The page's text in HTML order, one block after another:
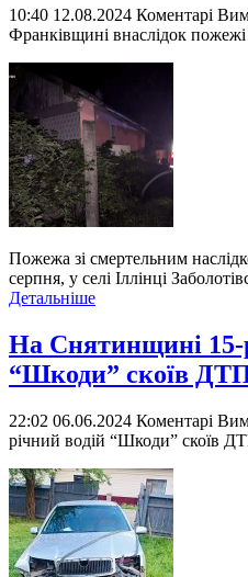
10:40 12.08.2024 Коментарі
Франківщині внаслідок
Пожежа зі смертельним
серпня, у селі Іллінці
Детальніше
На Снятинщині 15-
“Шкоди” скоїв
22:02 06.06.2024 Коментарі
річний водій “Шкоди” скоїв